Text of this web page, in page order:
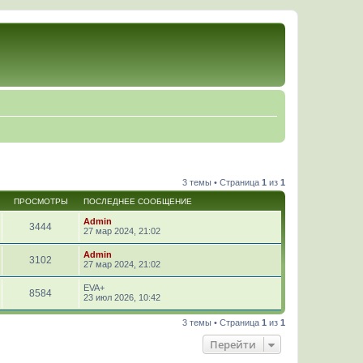
3 темы • Страница 1 из 1
ПРОСМОТРЫ ПОСЛЕДНЕЕ СООБЩЕНИЕ
3444
Admin
27 мар 2024, 21:02
3102
Admin
27 мар 2024, 21:02
8584
EVA+
23 июл 2026, 10:42
3 темы • Страница 1 из 1
Перейти